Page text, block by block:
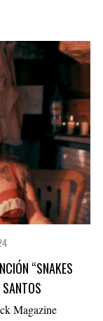
“SNAKES
Magazine